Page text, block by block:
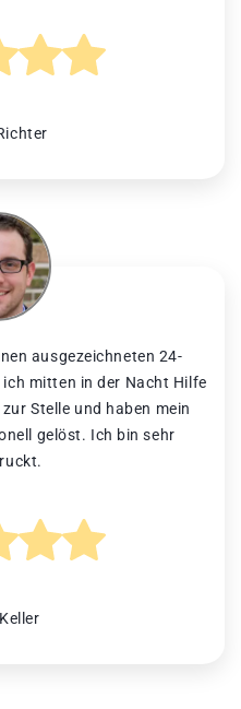
ausgezeichneten 24-
mitten in der Nacht Hilfe
Stelle und haben mein
gelöst. Ich bin sehr